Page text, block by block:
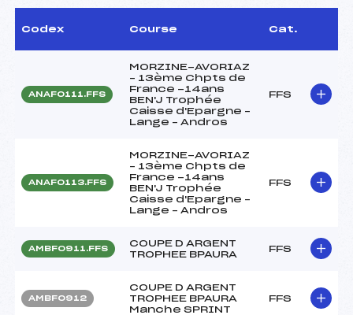
Codex Course Cat.
ANAF0111.FFS
MORZINE-AVORIAZ
– 13ème Chpts de
France -14ans
BEN'J Trophée
Caisse d'Epargne –
Lange – Andros
FFS
ANAF0113.FFS
MORZINE-AVORIAZ
– 13ème Chpts de
France -14ans
BEN'J Trophée
Caisse d'Epargne –
Lange – Andros
FFS
AMBF0911.FFS
COUPE D ARGENT
TROPHEE BPAURA
FFS
AMBF0912
COUPE D ARGENT
TROPHEE BPAURA
Manche SPRINT
FFS